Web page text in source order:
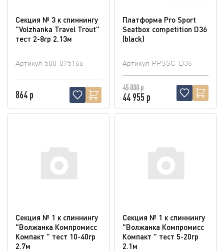
Секция № 3 к спиннингу
"Volzhanka Travel Trout"
тест 2-8гр 2.13м
Артикул 500-075166
864 р
Платформа Pro Sport
Seatbox competition D36
(blaсk)
Артикул PPSSC-D36
45 000 р
44 955 р
Секция № 1 к спиннингу
"Волжанка Компромисс
Компакт " тест 10-40гр
2.7м
Секция № 1 к спиннингу
"Волжанка Компромисс
Компакт " тест 5-20гр
2.1м